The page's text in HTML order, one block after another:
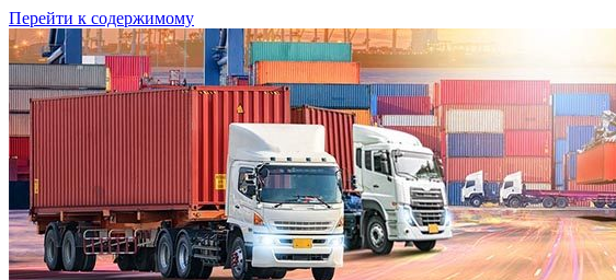
Перейти к содержимому